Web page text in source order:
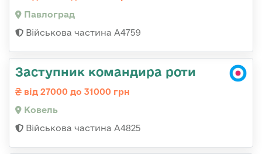
Павлоград
Військова частина А4759
Заступник командира роти
від 27000 до 31000 грн
Ковель
Військова частина А4825